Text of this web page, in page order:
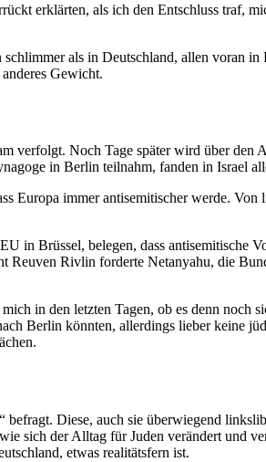
erklärten, als ich den Entschluss traf,
als in Deutschland, allen voran
Gewicht.
verfolgt. Noch Tage später wird über den
in Berlin teilnahm, fanden in Israel
Europa immer antise­mi­ti­scher werde.
in Brüssel, belegen, dass
Reuven Rivlin forderte Netanyahu, die
in den letzten Tagen, ob es denn
Berlin könnten, aller­dings lieber keine
Diese, auch sie überwiegend
sich der Alltag für Juden verändert und
etwas reali­tätsfern ist.